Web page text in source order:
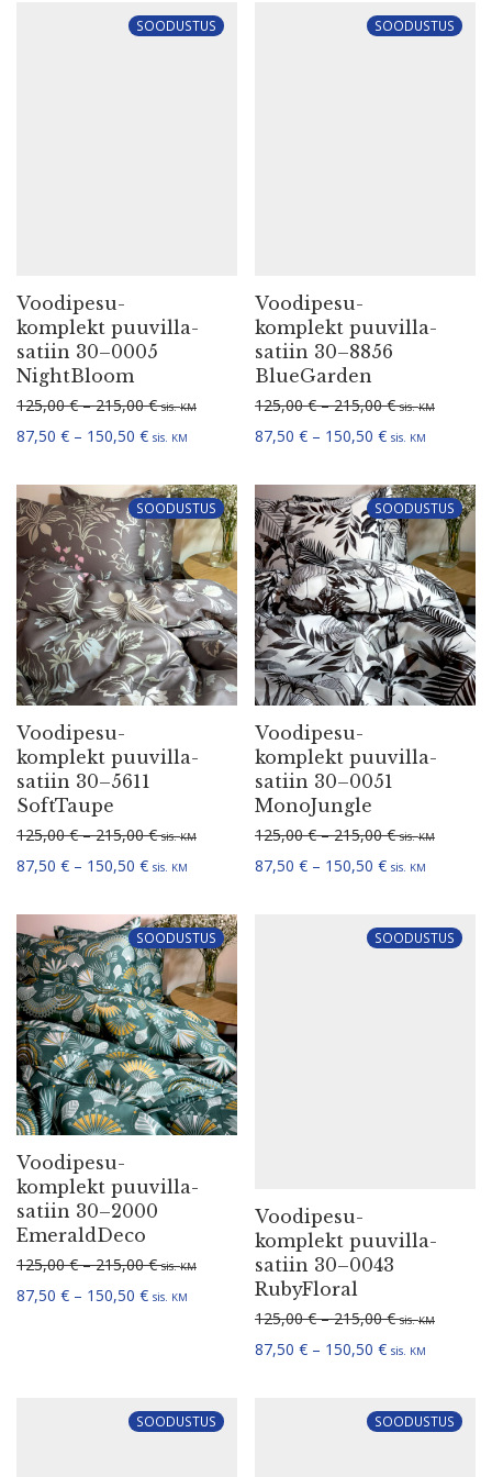
125,00€ – 215,00 Hinna­va­hemik: 125,00 € kuni 215,00 €
87,50€ – 150,50€Hinna­va­hemik: 87,50 € kuni 150,50 €
sis.KM
125,00€ – 215,00
87,50€ – 150,50€ sis.KM
SOODUSTUS
Voodi­pe­su­
komplekt puuvil­la­
satiin 30–5611
SoftTaupe
125,00€ – 215,00 Hinna­va­hemik: 125,00 € kuni 215,00 €
87,50€ – 150,50€Hinna­va­hemik: 87,50 € kuni 150,50 €
sis.KM
SOODUSTUS
Voodi­pe­su­
komplekt puuvil­la­
satiin 30–0051
MonoJungle
125,00€ – 215,00
87,50€ – 150,50€ sis.KM
SOODUSTUS
Voodi­pe­su­
komplekt puuvil­la­
satiin 30–2000
EmeraldDeco
125,00€ – 215,00
87,50€ – 150,50€Hinna­va­hemik: 87,50 € kuni 150,50 €
sis.KM
SOODUSTUS
125,00€ – 215,00
87,50€ – 150,50€ sis.KM
SOODUSTUS